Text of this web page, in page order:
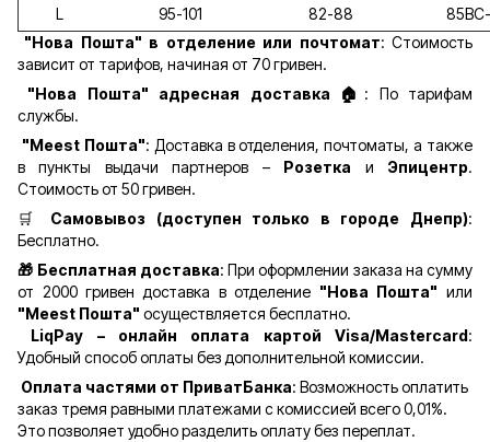
L
95-101 82-88
"Нова Пошта" в отделение или почтомат: Стоимость
зависит от тарифов, начиная от 70 гривен.
"Нова Пошта" адресная доставка 🏠 : По тарифам
службы.
"Meest Пошта": Доставка в отделения, почтоматы, а также
в пункты выдачи партнеров – Розетка и Эпицентр.
Стоимость от 50 гривен.
🛒 Самовывоз (доступен только в городе Днепр):
Бесплатно.
🎁 Бесплатная доставка: При оформлении заказа на сумму
от 2000 гривен доставка в отделение "Нова Пошта" или
"Meest Пошта" осуществляется бесплатно.
LiqPay – онлайн оплата картой Visa/Mastercard:
Удобный способ оплаты без дополнительной комиссии.
Оплата частями от ПриватБанка: Возможность оплатить
заказ тремя равными платежами с комиссией всего 0,01%.
Это позволяет удобно разделить оплату без переплат.